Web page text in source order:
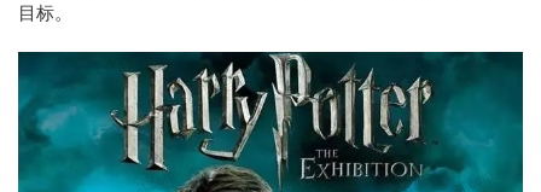
目标。